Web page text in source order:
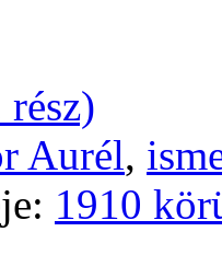
Aurél,
1910